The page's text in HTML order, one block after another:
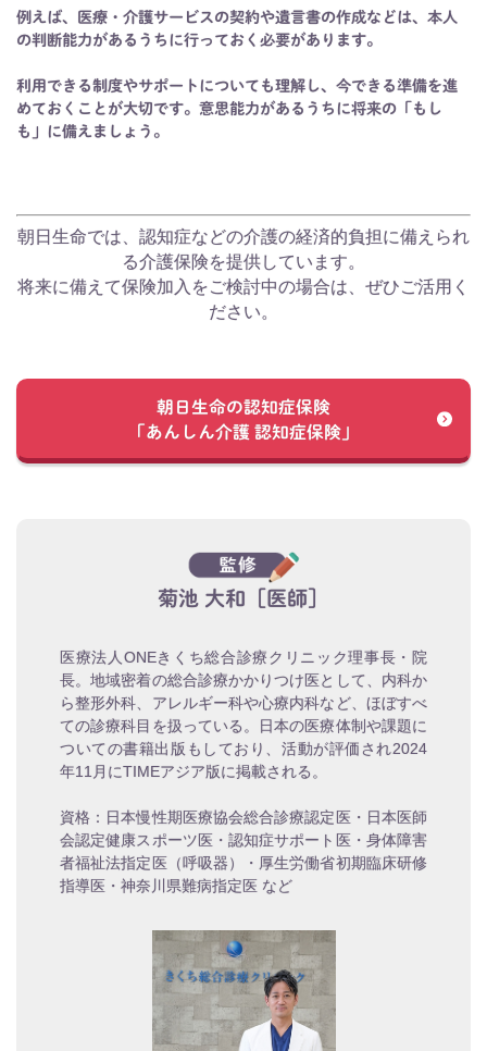
例えば、医療・介護サービスの契約や遺言書の作成などは、本人
の判断能力があるうちに行っておく必要があります。
利用できる制度やサポートについても理解し、今できる準備を進
めておくことが大切です。意思能力があるうちに将来の「もし
も」に備えましょう。
朝日生命では、認知症などの介護の経済的負担に備えられ
る介護保険を提供しています。
将来に備えて保険加入をご検討中の場合は、ぜひご活用く
ださい。
朝日生命の認知症保険
「あんしん介護 認知症保険」
菊池 大和［医師］
医療法人ONEきくち総合診療クリニック理事長・院
長。地域密着の総合診療かかりつけ医として、内科か
ら整形外科、アレルギー科や心療内科など、ほぼすべ
ての診療科目を扱っている。日本の医療体制や課題に
ついての書籍出版もしており、活動が評価され2024
年11月にTIMEアジア版に掲載される。
資格：日本慢性期医療協会総合診療認定医・日本医師
会認定健康スポーツ医・認知症サポート医・身体障害
者福祉法指定医（呼吸器）・厚生労働省初期臨床研修
指導医・神奈川県難病指定医 など